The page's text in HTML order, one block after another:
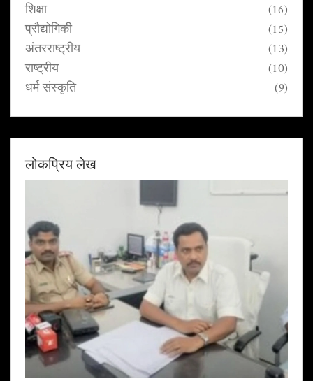
शिक्षा (16)
प्रौद्योगिकी (15)
अंतरराष्ट्रीय (13)
राष्ट्रीय (10)
धर्म संस्कृति (9)
लोकप्रिय लेख